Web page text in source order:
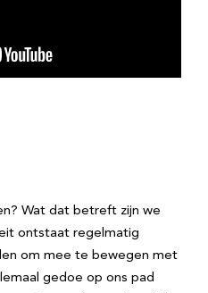
Wat dat betreft zijn we
ontstaat regelmatig
om mee te bewegen met
gedoe op ons pad